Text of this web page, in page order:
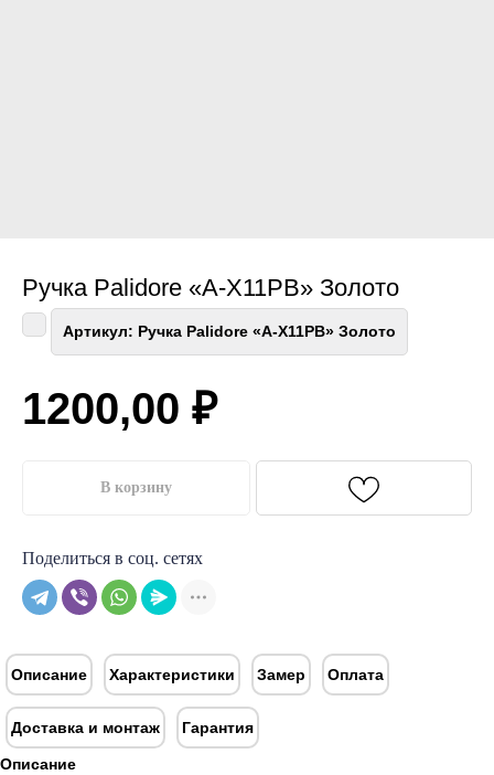
Ручка Palidore «A-Х11PB» Золото
Артикул: Ручка Palidore «A-Х11PB» Золото
1200,00 ₽
В корзину
Поделиться в соц. сетях
Описание Характеристики Замер Оплата
Доставка и монтаж Гарантия
Описание